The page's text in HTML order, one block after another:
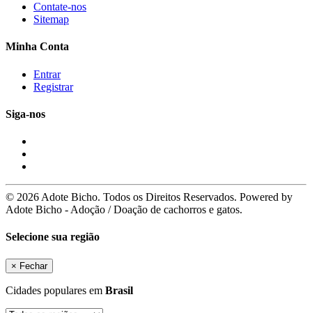
Contate-nos
Sitemap
Minha Conta
Entrar
Registrar
Siga-nos
© 2026 Adote Bicho. Todos os Direitos Reservados. Powered by
Adote Bicho - Adoção / Doação de cachorros e gatos.
Selecione sua região
× Fechar
Cidades populares em Brasil